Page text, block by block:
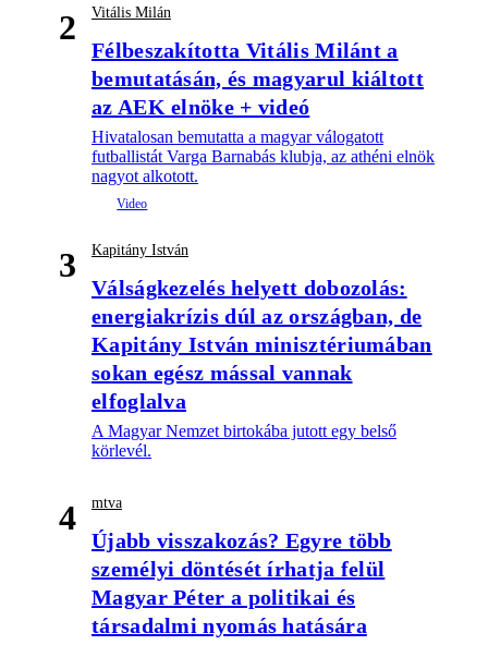
2 Vitális Milán
Félbeszakította Vitális Milánt a
bemutatásán, és magyarul kiáltott
az AEK elnöke + videó
Hivatalosan bemutatta a magyar válogatott
futballistát Varga Barnabás klubja, az athéni elnök
nagyot alkotott.
3 Kapitány István
Válságkezelés helyett dobozolás:
energiakrízis dúl az országban, de
Kapitány István minisztériumában
sokan egész mással vannak
elfoglalva
A Magyar Nemzet birtokába jutott egy belső
körlevél.
4 mtva
Újabb visszakozás? Egyre több
személyi döntését írhatja felül
Magyar Péter a politikai és
társadalmi nyomás hatására